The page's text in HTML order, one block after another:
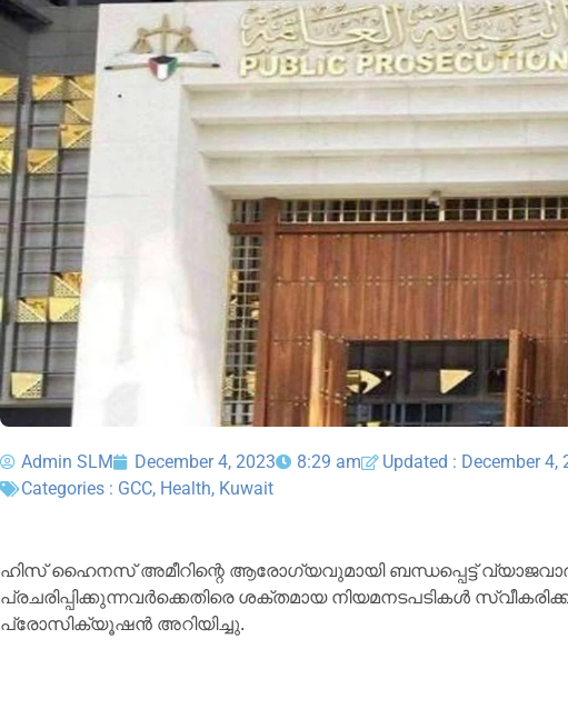
Admin SLM December 4, 2023 8:29 am Updated : December 4,
Categories : GCC, Health, Kuwait
ഹിസ് ഹൈനസ് അമീറിന്റെ ആരോഗ്യവുമായി ബന്ധപ്പെട്ട്
പ്രചരിപ്പിക്കുന്നവർക്കെതിരെ ശക്തമായ നിയമനടപടികൾ
പ്രോസിക്യൂഷൻ അറിയിച്ചു.